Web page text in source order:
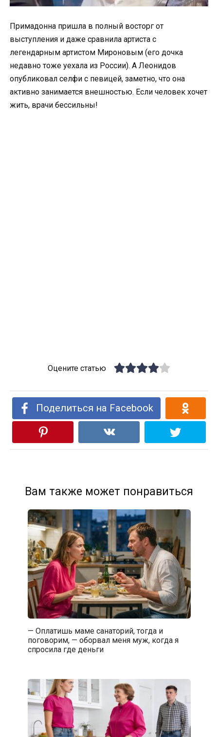
Примадонна пришла в полный восторг от
выступления и даже сравнила артиста с
легендарным артистом Мироновым (его дочка
недавно тоже уехала из России). А Леонидов
опубликовал селфи с певицей, заметно, что она
активно занимается внешностью. Если человек хочет
жить, врачи бессильны!
Оцените статью
Поделиться на Facebook
Вам также может понравиться
— Оплатишь маме санаторий, тогда и
поговорим, — оборвал меня муж, когда я
спросила где деньги